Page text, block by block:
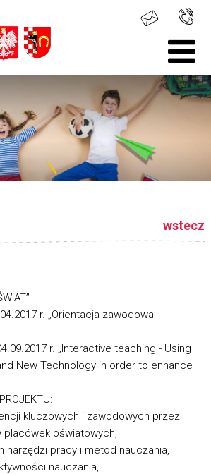
wstecz
r. „Orientacja zawodowa
r. „Interactive teaching - Using
New Technology in order to enhance
kluczowych i zawodowych przez
oświatowych,
pracy i metod nauczania,
nauczania,